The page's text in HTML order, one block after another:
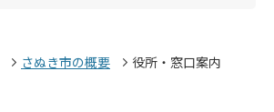
さぬき市の概要 役所・窓口案内